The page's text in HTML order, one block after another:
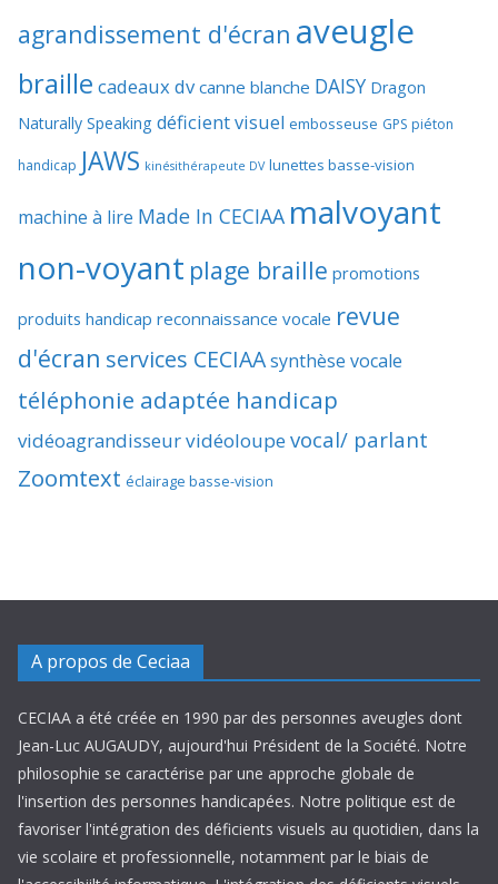
agrandissement d'écran aveugle
braille cadeaux dv canne blanche DAISY Dragon
Naturally Speaking déficient visuel embosseuse GPS piéton
handicap JAWS kinésithérapeute DV lunettes basse-vision
machine à lire Made In CECIAA malvoyant
non-voyant plage braille promotions
produits handicap reconnaissance vocale revue
d'écran services CECIAAsynthèse vocale
téléphonie adaptée handicap
vidéoagrandisseurvidéoloupevocal/ parlant
Zoomtext éclairage basse-vision
A propos de Ceciaa
CECIAA a été créée en 1990 par des personnes aveugles dont
Jean-Luc AUGAUDY, aujourd'hui Président de la Société. Notre
philosophie se caractérise par une approche globale de
l'insertion des personnes handicapées. Notre politique est de
favoriser l'intégration des déficients visuels au quotidien, dans la
vie scolaire et professionnelle, notamment par le biais de